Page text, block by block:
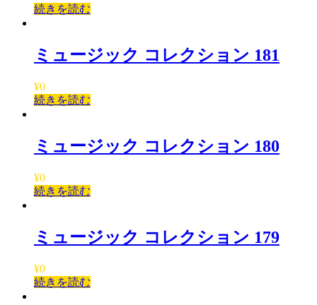
続きを読む
ミュージック コレクション 181
¥0
続きを読む
ミュージック コレクション 180
¥0
続きを読む
ミュージック コレクション 179
¥0
続きを読む